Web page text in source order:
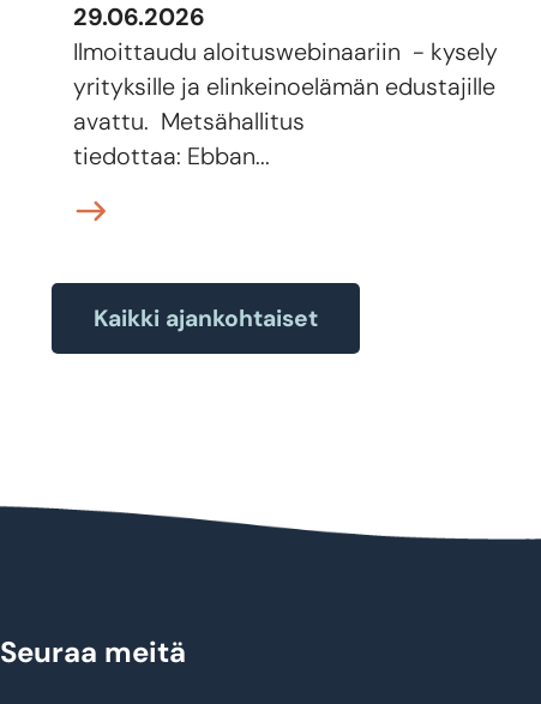
29.06.2026
Ilmoittaudu aloituswebinaariin - kysely
yrityksille ja elinkeinoelämän edustajille
avattu. Metsähallitus
tiedottaa: Ebban...
Kaikki ajankohtaiset
Seuraa meitä